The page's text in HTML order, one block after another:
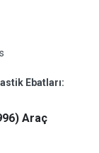
Ebatları:
Araç